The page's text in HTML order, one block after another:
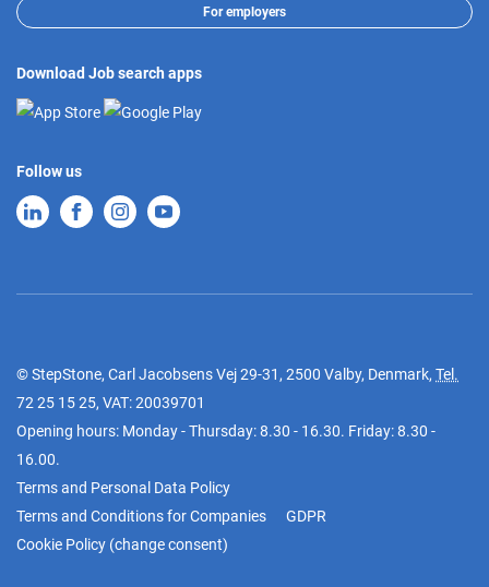
For employers
Download Job search apps
Follow us
© StepStone, Carl Jacobsens Vej 29-31, 2500 Valby, Denmark, Tel.
72 25 15 25, VAT: 20039701
Opening hours: Monday - Thursday: 8.30 - 16.30. Friday: 8.30 -
16.00.
Terms and Personal Data Policy
Terms and Conditions for Companies
GDPR
Cookie Policy (change consent)